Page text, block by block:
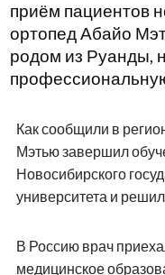
приём пациентов
ортопед Абайо
родом из Руанды,
Как сообщили в
Мэтью завершил
Новосибирского
университета и
В Россию врач
медицинское